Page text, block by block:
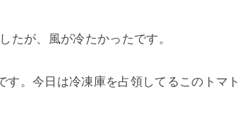
たが、風が冷たかったです。
。今日は冷凍庫を占領してるこのトマ